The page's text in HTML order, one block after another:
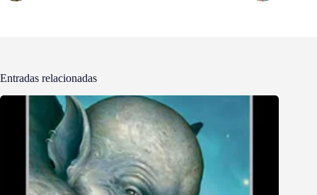
Entradas relacionadas